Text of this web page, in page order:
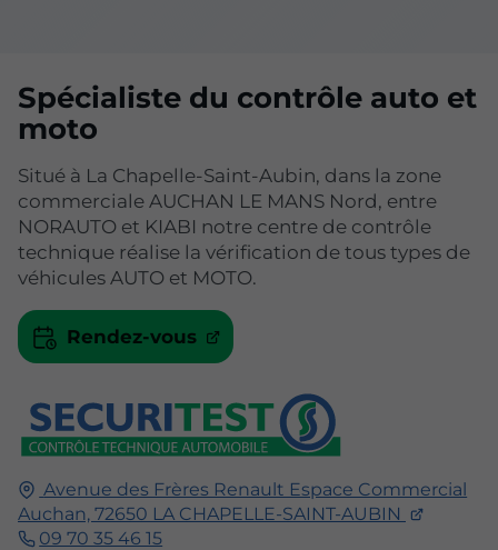
Avenue des Frères Renault Espace Commercial
Auchan, 72650 LA CHAPELLE-SAINT-AUBIN
09 70 35 46 15
Spécialiste du contrôle auto et
moto
Situé à La Chapelle-Saint-Aubin, dans la zone
commerciale AUCHAN LE MANS Nord, entre
NORAUTO et KIABI notre centre de contrôle
technique réalise la vérification de tous types de
véhicules AUTO et MOTO.
Rendez-vous